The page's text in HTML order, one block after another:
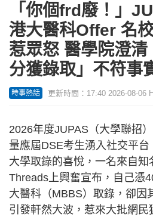
「你個frd廢！」
港大醫科Offer 名
惹眾怒 醫學院澄
分獲錄取」不符事
時事熱話 更新時間：17:40 2026-08-06
2026年度JUPAS（大學聯招
量應屆DSE考生湧入社交平
大學取錄的喜悅，一名來自
Threads上興奮宣布，自己憑
大醫科（MBBS）取錄，卻因
引發軒然大波，惹來大批網民